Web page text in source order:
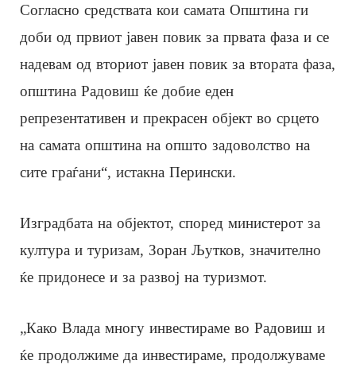
Согласно средствата кои самата Општина ги
доби од првиот јавен повик за првата фаза и се
надевам од вториот јавен повик за втората фаза,
општина Радовиш ќе добие еден
репрезентативен и прекрасен објект во срцето
на самата општина на општо задоволство на
сите граѓани“, истакна Перински.
Изградбата на објектот, според министерот за
култура и туризам, Зоран Љутков, значително
ќе придонесе и за развој на туризмот.
„Како Влада многу инвестираме во Радовиш и
ќе продолжиме да инвестираме, продолжуваме